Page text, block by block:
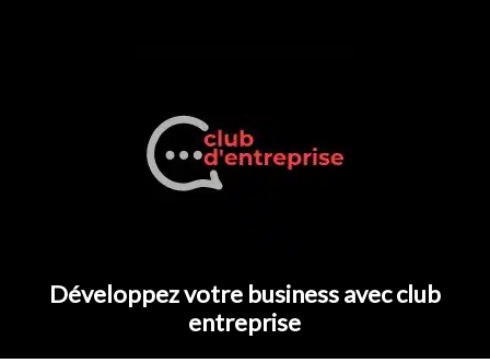
Développez votre business avec club
entreprise